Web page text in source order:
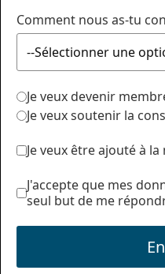
Comment nous as-tu
Je veux devenir
Je veux soutenir la
Je veux être ajouté à
J'accepte que mes
seul but de me